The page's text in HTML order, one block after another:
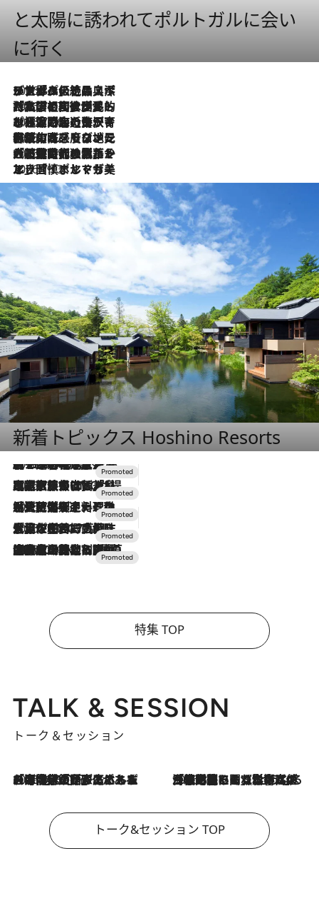
と太陽に誘われてポルトガルに会い
に行く
2026.8.8
リスボンの絶品スイーツ「パステル・デ・ナタ」とは？ポルトガル伝統の奥深い世界へ
2026.7.27
「私の祖国はポルトガル語です」国民的詩人フェルナンド・ペソアと、彼が愛した文学の街を歩く
2026.7.26
ポルトガル近海が育む極上の海の幸。キリリと冷えた白ワインと愉しむ、シーフード専門店の贅沢
2026.7.22
伝統の味をモダンに昇華。高感度な地元客が集う、リスボンの最旬ガストロノミー
2026.7.21
大航海時代の栄華から、震災、独裁、そして革命へ。ポルトガル・首都リスボンの石畳に刻まれた「歴史の光と影」
2026.7.13
エッセイ・ヤマザキマリ「慎ましくも美しき国 ポルトガル」
新着トピックス Hoshino Resorts
2026.8.7
【トンボの足水浴】ヒノキの香りに包まれて涼感マックス！約13℃の湧水かけ流しを避暑地「星野温泉 トンボの湯」で体験
2026.7.31
【ホテル帰省】という選択肢をOMOが提案。家族とほどよい距離を保つには「昼は実家、夜は気兼ねなくホテルで！」
2026.7.24
【夏限定ディナーコース】旬を迎える稚鮎や花ズッキーニなどをイタリア・トスカーナの郷土料理の手法で満喫！
2026.7.17
「土佐和ハーブかき氷」がOMO7高知に登場！生姜、山椒、大葉など目にも舌にも涼を呼ぶ郷土の味
2026.7.10
NEW OPEN！【界 草津】名湯の地に誕生。趣の異なる2種の温泉と上州ならではの会席・蕎麦割烹など美食を味わう究極の癒やし旅
特集 TOP
TALK & SESSION
トーク＆セッション
2026.8.3
「今後値上げがあるとすれば…」「リスクがあるのは今年の冬」エネルギー専門家が語る、ホルムズ海峡封鎖が家庭にもたらす“ある心配” 2026.8.3
「住宅建てられない…」「サーチャージ料の高値が続いている」ホルムズ海峡封鎖による影響はいつまで続く？《エネルギー専門家に聞く“どうなる日本の暮らし”》
トーク&セッション TOP